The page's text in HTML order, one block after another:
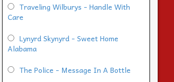
Traveling Wilburys - Handle With
Care
Lynyrd Skynyrd - Sweet Home
Alabama
The Police - Message In A Bottle